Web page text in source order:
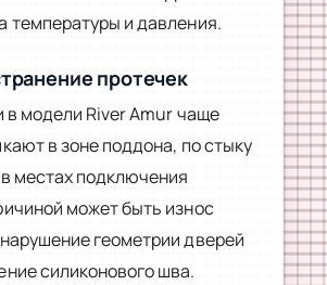
температуры и давления.
протечек
в модели River Amur чаще
в зоне поддона, по стыку
местах подключения
может быть износ
геометрии дверей
силиконового шва.